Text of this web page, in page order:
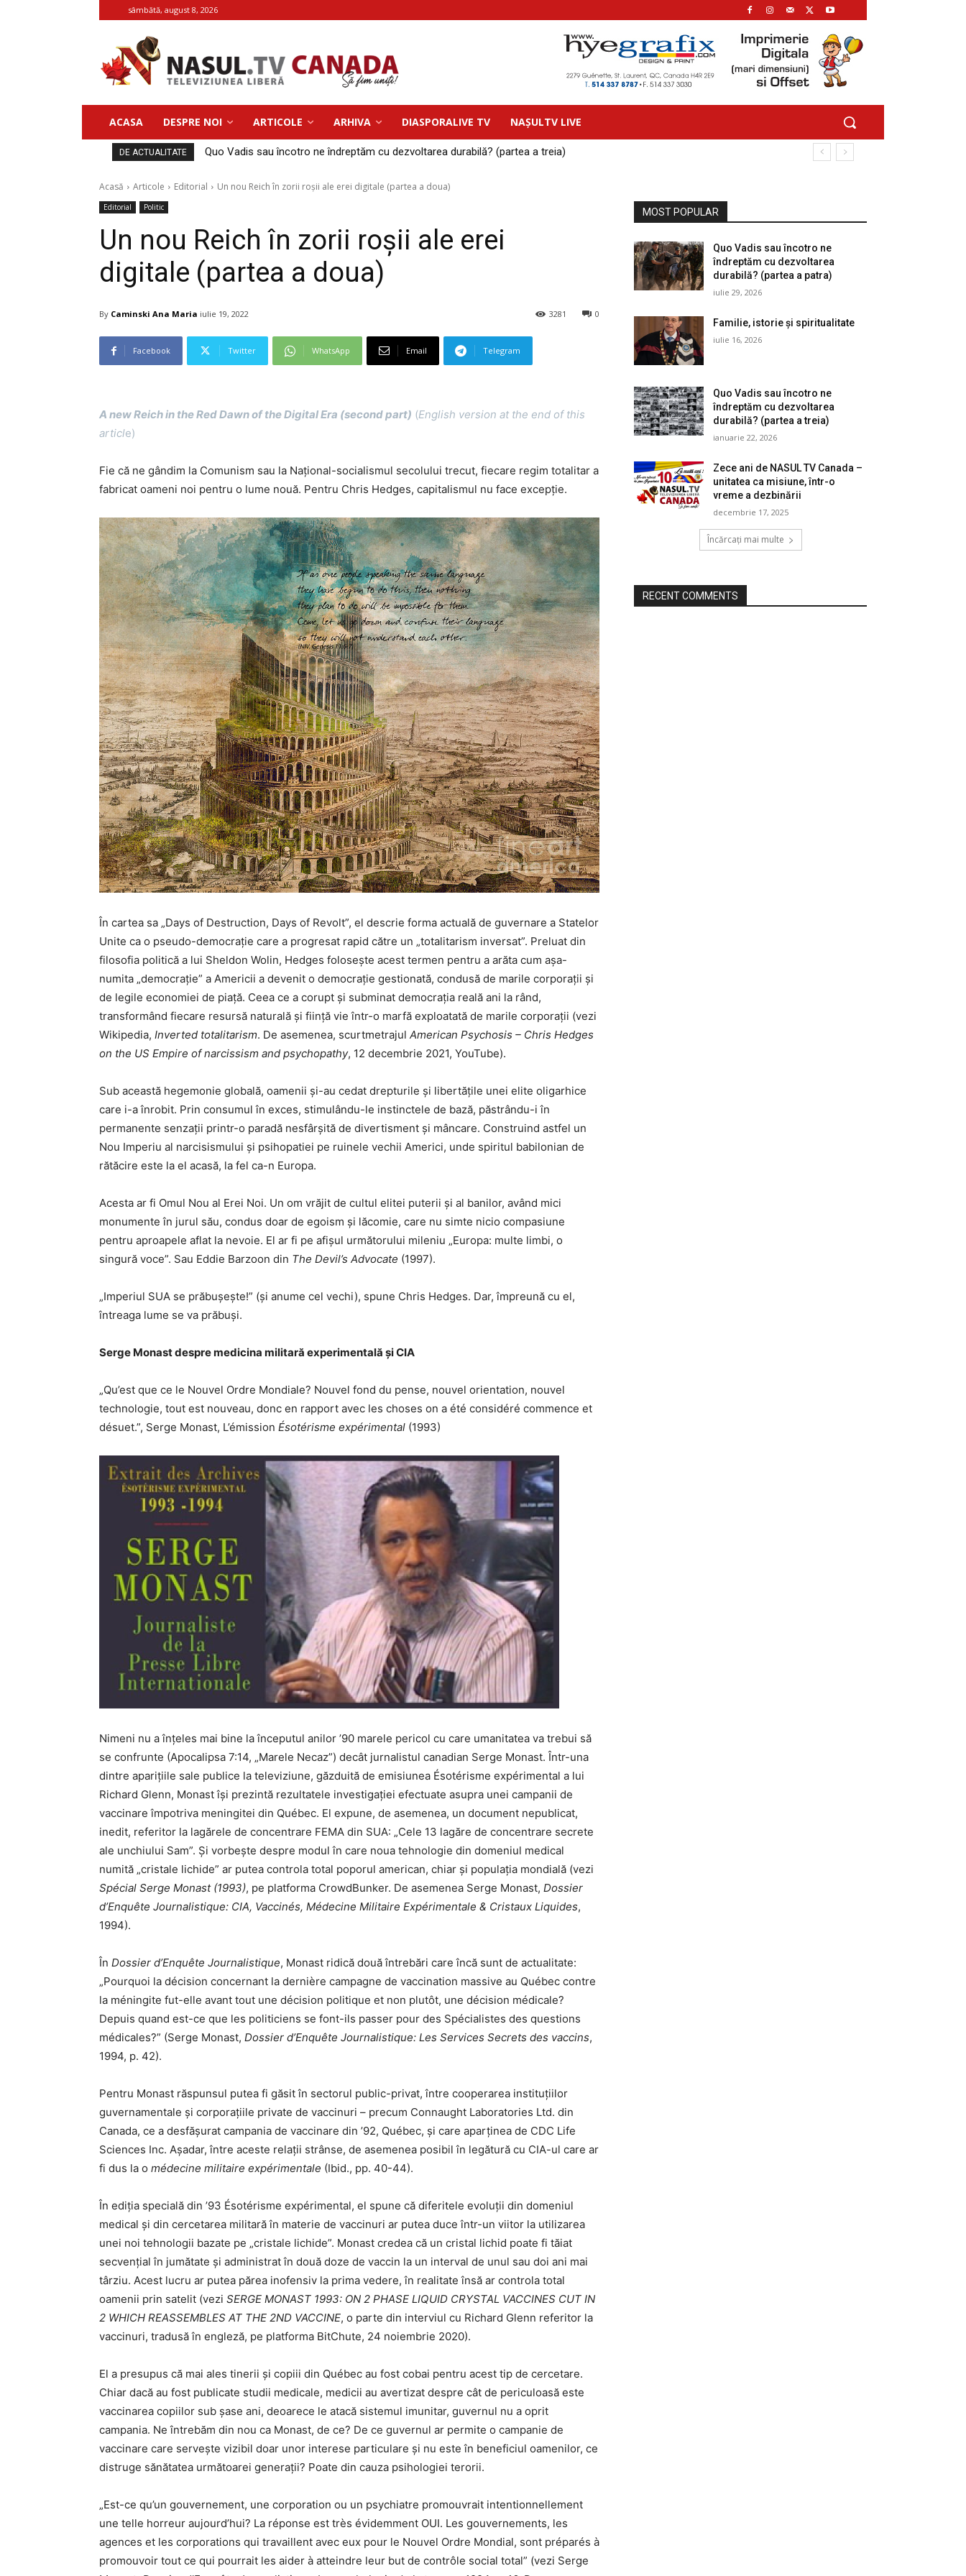
sâmbătă, august 8, 2026
ACASA DESPRE NOI ARTICOLE ARHIVA DIASPORALIVE TV NAȘULTV LIVE
DE ACTUALITATE Quo Vadis sau încotro ne îndreptăm cu dezvoltarea durabilă? (partea a treia)
Acasă Articole Editorial Un nou Reich în zorii roșii ale erei digitale (partea a doua)
Editorial Politic
Un nou Reich în zorii roșii ale erei
digitale (partea a doua)
By Caminski Ana Maria iulie 19, 2022 0
3281
Facebook Twitter WhatsApp Email Telegram
A new Reich in the Red Dawn of the Digital Era (second part) (English version at the end of this
article)
Fie că ne gândim la Comunism sau la Național-socialismul secolului trecut, fiecare regim totalitar a
fabricat oameni noi pentru o lume nouă. Pentru Chris Hedges, capitalismul nu face excepție.
În cartea sa „Days of Destruction, Days of Revolt”, el descrie forma actuală de guvernare a Statelor
Unite ca o pseudo-democrație care a progresat rapid către un „totalitarism inversat”. Preluat din
filosofia politică a lui Sheldon Wolin, Hedges folosește acest termen pentru a arăta cum așa-
numita „democrație” a Americii a devenit o democrație gestionată, condusă de marile corporații și
de legile economiei de piață. Ceea ce a corupt și subminat democrația reală ani la rând,
transformând fiecare resursă naturală și ființă vie într-o marfă exploatată de marile corporații (vezi
Wikipedia, Inverted totalitarism. De asemenea, scurtmetrajul American Psychosis – Chris Hedges
on the US Empire of narcissism and psychopathy, 12 decembrie 2021, YouTube).
Sub această hegemonie globală, oamenii și-au cedat drepturile și libertățile unei elite oligarhice
care i-a înrobit. Prin consumul în exces, stimulându-le instinctele de bază, păstrându-i în
permanente senzații printr-o paradă nesfârșită de divertisment și mâncare. Construind astfel un
Nou Imperiu al narcisismului și psihopatiei pe ruinele vechii Americi, unde spiritul babilonian de
rătăcire este la el acasă, la fel ca-n Europa.
Acesta ar fi Omul Nou al Erei Noi. Un om vrăjit de cultul elitei puterii și al banilor, având mici
monumente în jurul său, condus doar de egoism și lăcomie, care nu simte nicio compasiune
pentru aproapele aflat la nevoie. El ar fi pe afișul următorului mileniu „Europa: multe limbi, o
singură voce”. Sau Eddie Barzoon din The Devil’s Advocate (1997).
„Imperiul SUA se prăbușește!” (și anume cel vechi), spune Chris Hedges. Dar, împreună cu el,
întreaga lume se va prăbuși.
Serge Monast despre medicina militară experimentală și CIA
„Qu’est que ce le Nouvel Ordre Mondiale? Nouvel fond du pense, nouvel orientation, nouvel
technologie, tout est nouveau, donc en rapport avec les choses on a été considéré commence et
désuet.”, Serge Monast, L’émission Ésotérisme expérimental (1993)
Nimeni nu a înțeles mai bine la începutul anilor ’90 marele pericol cu care umanitatea va trebui să
se confrunte (Apocalipsa 7:14, „Marele Necaz”) decât jurnalistul canadian Serge Monast. Într-una
dintre aparițiile sale publice la televiziune, găzduită de emisiunea Ésotérisme expérimental a lui
Richard Glenn, Monast își prezintă rezultatele investigației efectuate asupra unei campanii de
vaccinare împotriva meningitei din Québec. El expune, de asemenea, un document nepublicat,
inedit, referitor la lagărele de concentrare FEMA din SUA: „Cele 13 lagăre de concentrare secrete
ale unchiului Sam”. Și vorbește despre modul în care noua tehnologie din domeniul medical
numită „cristale lichide” ar putea controla total poporul american, chiar și populația mondială (vezi
Spécial Serge Monast (1993), pe platforma CrowdBunker. De asemenea Serge Monast, Dossier
d’Enquête Journalistique: CIA, Vaccinés, Médecine Militaire Expérimentale & Cristaux Liquides,
1994).
În Dossier d’Enquête Journalistique, Monast ridică două întrebări care încă sunt de actualitate:
„Pourquoi la décision concernant la dernière campagne de vaccination massive au Québec contre
la méningite fut-elle avant tout une décision politique et non plutôt, une décision médicale?
Depuis quand est-ce que les politiciens se font-ils passer pour des Spécialistes des questions
médicales?” (Serge Monast, Dossier d’Enquête Journalistique: Les Services Secrets des vaccins,
1994, p. 42).
Pentru Monast răspunsul putea fi găsit în sectorul public-privat, între cooperarea instituțiilor
guvernamentale și corporațiile private de vaccinuri – precum Connaught Laboratories Ltd. din
Canada, ce a desfășurat campania de vaccinare din ’92, Québec, și care aparținea de CDC Life
Sciences Inc. Așadar, între aceste relații strânse, de asemenea posibil în legătură cu CIA-ul care ar
fi dus la o médecine militaire expérimentale (Ibid., pp. 40-44).
În ediția specială din ’93 Ésotérisme expérimental, el spune că diferitele evoluții din domeniul
medical și din cercetarea militară în materie de vaccinuri ar putea duce într-un viitor la utilizarea
unei noi tehnologii bazate pe „cristale lichide”. Monast credea că un cristal lichid poate fi tăiat
secvenţial în jumătate şi administrat în două doze de vaccin la un interval de unul sau doi ani mai
târziu. Acest lucru ar putea părea inofensiv la prima vedere, în realitate însă ar controla total
oamenii prin satelit (vezi SERGE MONAST 1993: ON 2 PHASE LIQUID CRYSTAL VACCINES CUT IN
2 WHICH REASSEMBLES AT THE 2ND VACCINE, o parte din interviul cu Richard Glenn referitor la
vaccinuri, tradusă în engleză, pe platforma BitChute, 24 noiembrie 2020).
El a presupus că mai ales tinerii și copiii din Québec au fost cobai pentru acest tip de cercetare.
Chiar dacă au fost publicate studii medicale, medicii au avertizat despre cât de periculoasă este
vaccinarea copiilor sub șase ani, deoarece le atacă sistemul imunitar, guvernul nu a oprit
campania. Ne întrebăm din nou ca Monast, de ce? De ce guvernul ar permite o campanie de
vaccinare care servește vizibil doar unor interese particulare și nu este în beneficiul oamenilor, ce
distruge sănătatea următoarei generații? Poate din cauza psihologiei terorii.
„Est-ce qu’un gouvernement, une corporation ou un psychiatre promouvrait intentionnellement
une telle horreur aujourd’hui? La réponse est très évidemment OUI. Les gouvernements, les
agences et les corporations qui travaillent avec eux pour le Nouvel Ordre Mondial, sont préparés à
promouvoir tout ce qui pourrait les aider à atteindre leur but de contrôle social total” (vezi Serge
MOST POPULAR
Quo Vadis sau încotro ne
îndreptăm cu dezvoltarea
durabilă? (partea a patra)
iulie 29, 2026
Familie, istorie și spiritualitate
iulie 16, 2026
Quo Vadis sau încotro ne
îndreptăm cu dezvoltarea
durabilă? (partea a treia)
ianuarie 22, 2026
Zece ani de NASUL TV Canada –
unitatea ca misiune, într-o
vreme a dezbinării
decembrie 17, 2025
Încărcați mai multe
RECENT COMMENTS